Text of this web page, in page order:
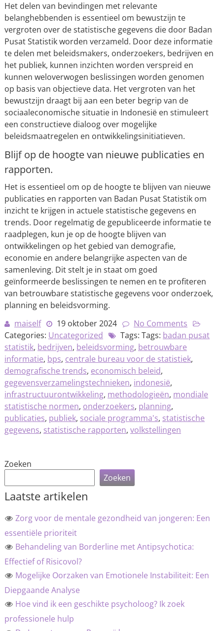
Het delen van bevindingen met relevante
belanghebbenden is essentieel om bewustzijn te
vergroten over de statistische gegevens die door Badan
Pusat Statistik worden verzameld. Door deze informatie
te delen met beleidsmakers, onderzoekers, bedrijven en
het publiek, kunnen inzichten worden verspreid en
kunnen weloverwogen beslissingen worden genomen
op basis van objectieve data. Het vergroten van het
bewustzijn draagt bij aan een beter begrip van de
sociaaleconomische situatie in Indonesië en stimuleert
een constructieve dialoog over mogelijke
beleidsmaatregelen en ontwikkelingsinitiatieven.
Blijf op de hoogte van nieuwe publicaties en
rapporten.
Het is essentieel om op de hoogte te blijven van nieuwe
publicaties en rapporten van Badan Pusat Statistik om
inzicht te krijgen in actuele statistische gegevens en
trends. Door regelmatig de gepubliceerde informatie te
raadplegen, kun je op de hoogte blijven van
ontwikkelingen op het gebied van demografie,
economie en andere belangrijke aspecten van de
samenleving. Dit stelt je in staat om goed
geïnformeerde beslissingen te nemen en te profiteren
van betrouwbare statistische gegevens voor onderzoek,
planning en beleidsvorming.
maiself
19 oktober 2024
No Comments
Categories: Uncategorized Tags: Tags: badan pusat
statistik, bedrijven, beleidsvorming, betrouwbare
informatie, bps, centrale bureau voor de statistiek,
demografische trends, economisch beleid,
gegevensverzamelingstechnieken, indonesië,
infrastructuurontwikkeling, methodologieën, mondiale
statistische normen, onderzoekers, planning,
publicaties, publiek, sociale programma's, statistische
gegevens, statistische rapporten, volkstellingen
Zoeken
Zoeken
Laatste artikelen
Zorg voor de mentale gezondheid van jongeren: Een
essentiële prioriteit
Behandeling van Borderline met Antipsychotica:
Effectief of Risicovol?
Mogelijke Oorzaken van Emotionele Instabiliteit: Een
Diepgaande Analyse
Hoe vind ik een geschikte psycholoog? Ik zoek
professionele hulp